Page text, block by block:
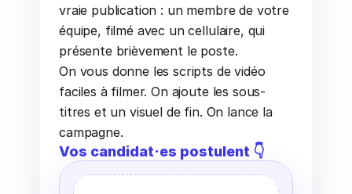
vraie publication : un membre de votre
équipe, filmé avec un cellulaire, qui
présente brièvement le poste.
On vous donne les scripts de vidéo
faciles à filmer. On ajoute les sous-
titres et un visuel de fin. On lance la
campagne.
Vos candidat·es postulent 👇